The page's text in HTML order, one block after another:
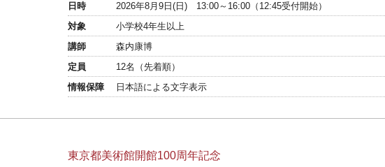
日時
2026年8月9日(日) 13:00～16:00（12:45受付開始）
対象
小学校4年生以上
講師
森内康博
定員
12名（先着順）
情報保障
日本語による文字表示
東京都美術館開館100周年記念